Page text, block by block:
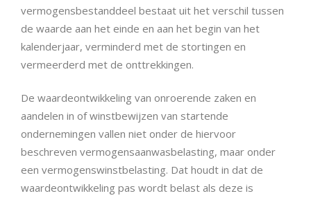
vermogensbestanddeel bestaat uit het verschil tussen
de waarde aan het einde en aan het begin van het
kalenderjaar, verminderd met de stortingen en
vermeerderd met de onttrekkingen.
De waardeontwikkeling van onroerende zaken en
aandelen in of winstbewijzen van startende
ondernemingen vallen niet onder de hiervoor
beschreven vermogensaanwasbelasting, maar onder
een vermogenswinstbelasting. Dat houdt in dat de
waardeontwikkeling pas wordt belast als deze is